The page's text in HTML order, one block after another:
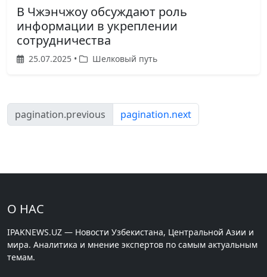
В Чжэнчжоу обсуждают роль
информации в укреплении
сотрудничества
25.07.2025 • Шелковый путь
pagination.previous pagination.next
О НАС
IPAKNEWS.UZ — Новости Узбекистана, Центральной Азии и
мира. Аналитика и мнение экспертов по самым актуальным
темам.